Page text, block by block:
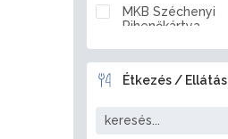
Balassagyarmat
Balatonakarattya
Balatonberény
MKB Széchenyi
Pihenőkártya
Készpénz
Átutalás
Étkezés / Ellátás